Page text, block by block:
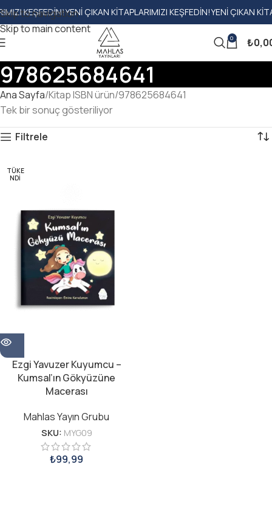
Skip to navigation
Skip to main content
KEŞFEDIN!YENI ÇIKAN KITAPLARIMIZI KEŞFEDIN!YENI ÇIKAN
0 ₺
978625684641
Ana Sayfa Kitap ISBN ürün 978625684641
Tek bir sonuç gösteriliyor
Filtrele
TÜKE
NDI
Ezgi Yavuzer Kuyumcu –
Kumsal’ın Gökyüzüne
Macerası
Mahlas Yayın Grubu
SKU: MYG09
₺99,99